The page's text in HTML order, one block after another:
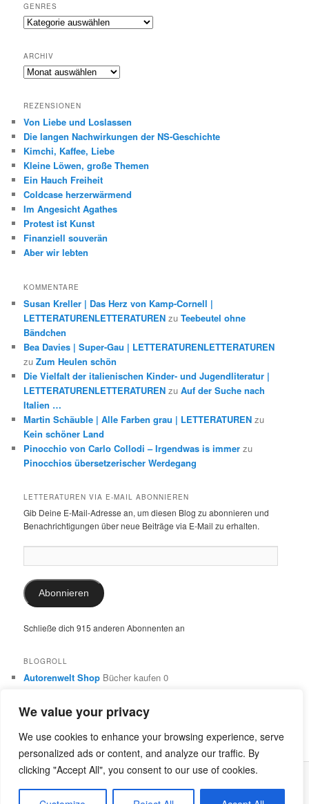
We value your privacy
We use cookies to enhance your browsing experience, serve
personalized ads or content, and analyze our traffic. By
clicking "Accept All", you consent to our use of cookies.
GENRES
Genres
ARCHIV
Archiv
REZENSIONEN
Von Liebe und Loslassen
Die langen Nachwirkungen der NS-Geschichte
Kimchi, Kaffee, Liebe
Kleine Löwen, große Themen
Ein Hauch Freiheit
Coldcase herzerwärmend
Im Angesicht Agathes
Protest ist Kunst
Finanziell souverän
Aber wir lebten
KOMMENTARE
Susan Kreller | Das Herz von Kamp-Cornell |
LETTERATURENLETTERATUREN zuTeebeutel ohne
Bändchen
Bea Davies | Super-Gau | LETTERATURENLETTERATUREN
zuZum Heulen schön
Die Vielfalt der italienischen Kinder- und Jugendliteratur |
LETTERATURENLETTERATUREN zuAuf der Suche nach
Italien …
Martin Schäuble | Alle Farben grau | LETTERATUREN zu
Kein schöner Land
Pinocchio von Carlo Collodi – Irgendwas is immer zu
Pinocchios übersetzerischer Werdegang
LETTERATUREN VIA E-MAIL ABONNIEREN
Gib Deine E-Mail-Adresse an, um diesen Blog zu abonnieren und
Benachrichtigungen über neue Beiträge via E-Mail zu erhalten.
Mail-
Adresse:
Abonnieren
Schließe dich 915 anderen Abonnenten an
BLOGROLL
Autorenwelt Shop Bücher kaufen 0
0
Dr. Ulrike SchimmingÜbersetzungen aus dem Italienischen
und Englischen 0
Stolz präsentiert von WordPress